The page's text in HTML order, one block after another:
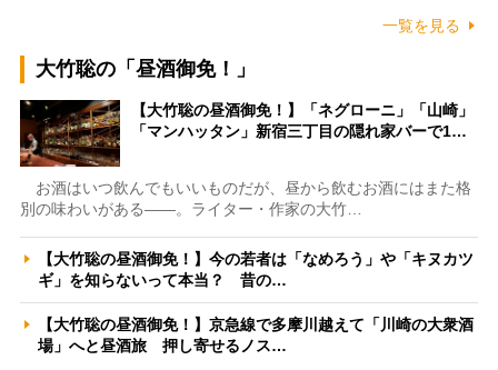
一覧を見る
大竹聡の「昼酒御免！」
【大竹聡の昼酒御免！】「ネグローニ」「山崎」
「マンハッタン」新宿三丁目の隠れ家バーで1…
お酒はいつ飲んでもいいものだが、昼から飲むお酒にはまた格
別の味わいがある――。ライター・作家の大竹…
【大竹聡の昼酒御免！】今の若者は「なめろう」や「キヌカツ
ギ」を知らないって本当？ 昔の…
【大竹聡の昼酒御免！】京急線で多摩川越えて「川崎の大衆酒
場」へと昼酒旅 押し寄せるノス…